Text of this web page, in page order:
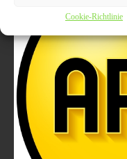
Cookie-Richtlinie